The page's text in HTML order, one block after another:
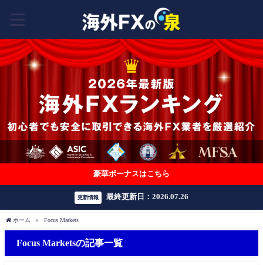
豪華ボーナスはこちら
更新情報 最終更新日：2026.07.26
ホーム Focus Markets
Focus Marketsの記事一覧